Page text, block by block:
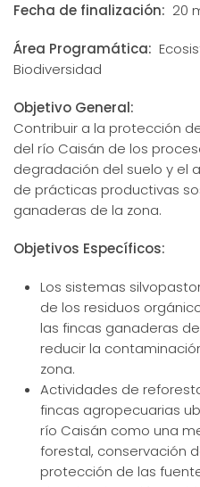
Fecha de finalización: 20
Área Programática:
Biodiversidad
Objetivo General:
Contribuir a la protección
del río Caisán de los
degradación del suelo y el
de prácticas productivas
ganaderas de la zona.
Objetivos Específicos:
Los sistemas
de los residuos
las fincas ganaderas
reducir la
zona.
Actividades de
fincas agropecuarias
río Caisán como una
forestal, conservación
protección de las